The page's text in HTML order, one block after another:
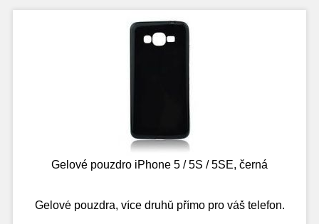
Gelové pouzdro iPhone 5 / 5S / 5SE, černá
Gelové pouzdra, více druhů přímo pro váš telefon.